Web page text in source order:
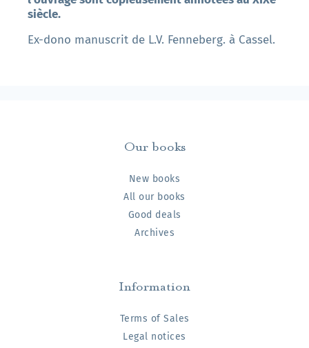
siècle.
Ex-dono manuscrit de L.V. Fenneberg. à Cassel.
Our books
New books
All our books
Good deals
Archives
Information
Terms of Sales
Legal notices